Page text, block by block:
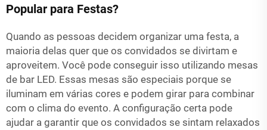
Popular para Festas?
Quando as pessoas decidem organizar uma festa, a
maioria delas quer que os convidados se divirtam e
aproveitem. Você pode conseguir isso utilizando mesas
de bar LED. Essas mesas são especiais porque se
iluminam em várias cores e podem girar para combinar
com o clima do evento. A configuração certa pode
ajudar a garantir que os convidados se sintam relaxados